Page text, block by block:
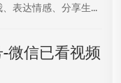
表达情感、分享生...
-微信已看视频